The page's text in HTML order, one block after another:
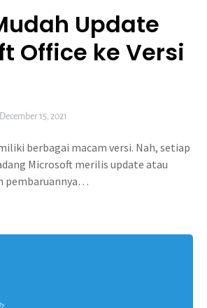
Update
Office ke Versi
December 15, 2021
berbagai macam versi. Nah, setiap
Microsoft merilis update atau
pembaruannya…